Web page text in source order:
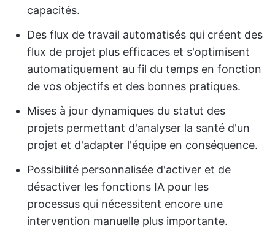
capacités.
Des flux de travail automatisés qui créent des
flux de projet plus efficaces et s'optimisent
automatiquement au fil du temps en fonction
de vos objectifs et des bonnes pratiques.
Mises à jour dynamiques du statut des
projets permettant d'analyser la santé d'un
projet et d'adapter l'équipe en conséquence.
Possibilité personnalisée d'activer et de
désactiver les fonctions IA pour les
processus qui nécessitent encore une
intervention manuelle plus importante.